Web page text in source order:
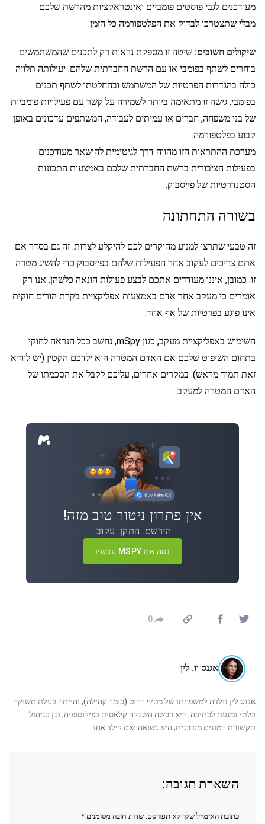
מעודכנים לגבי פוסטים פומביים ואינטראקציות מהרשת שלכם
מבלי שתצטרכו לבדוק את הפלטפורמה כל הזמן.
שיקולים חשובים: שיטה זו מספקת נראות רק לתכנים שהמשתמשים
בוחרים לשתף בפומבי או עם הרשת החברתית שלהם. יעילותה תלויה
כולה בהגדרות הפרטיות של המשתמש ובהחלטתו לשתף תכנים
בפומבי. גישה זו מתאימה ביותר לשמירה על קשר עם פעילויות פומביות
של בני משפחה, חברים או עמיתים לעבודה, המשתפים עדכונים באופן
קבוע בפלטפורמה.
מערכת ההתראות הזו מהווה דרך לגיטימית להישאר מעודכנים
בפעילות הציבורית ברשת החברתית שלכם באמצעות התכונות
הסטנדרטיות של פייסבוק.
בשורה התחתונה
זה טבעי שתרצו למנוע מהיקרים לכם להיקלע לצרות. זה גם בסדר אם
אתם צריכים לעקוב אחר הפעילות שלהם בפייסבוק כדי להשיג מטרה
זו. כמובן, איננו מעודדים אתכם לבצע פעולות הונאה כלשהן. אנו רק
אומרים כי מעקב אחר אדם באמצעות אפליקציית בקרת הורים חוקית
אינו פוגע בפרטיות של אף אחד.
השימוש באפליקציית מעקב, כגון mSpy, נחשב ככל הנראה לחוקי
בתחום השיפוט שלכם אם האדם המטרה הוא ילדכם הקטין (יש לוודא
זאת תמיד מראש). במקרים אחרים, עליכם לקבל את הסכמתו של
האדם המטרה למעקב.
אין פתרון ניטור טוב מזה!
הירשם. התקן. עקוב.
נסה את MSPY עכשיו
אגנס וו. לין
אגנס לין נולדה למשפחתו של מטיף רהוט (כומר קהילה), והייתה בעלת תשוקה
בלתי נמנעת לכתיבה. היא רכשה השכלה קלאסית בפילוסופיה, וכן בניהול
תקשורת המונים מודרנית; היא נשואה ואם לילד אחד.
השארת תגובה:
כתובת האימייל שלך לא תפורסם. שדות חובה מסומנים *